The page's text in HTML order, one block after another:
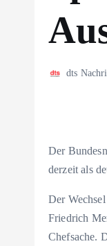
dts
Der
derzeit als
Der
Friedrich
Chefsache.